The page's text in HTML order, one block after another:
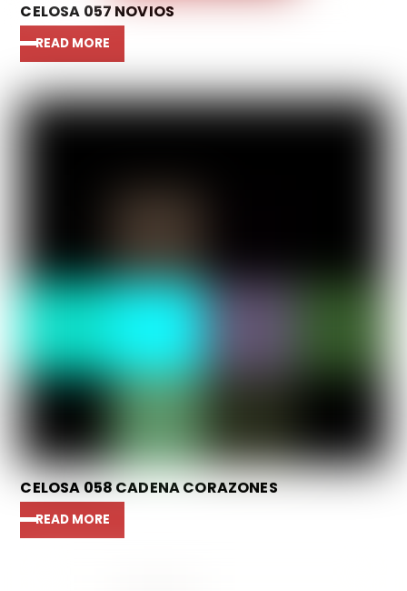
CELOSA 057 NOVIOS
READ MORE
CELOSA 058 CADENA CORAZONES
READ MORE